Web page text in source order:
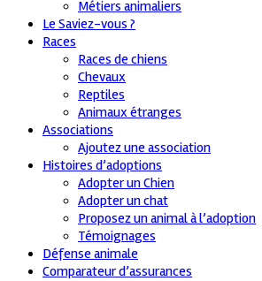
Métiers animaliers
Le Saviez-vous ?
Races
Races de chiens
Chevaux
Reptiles
Animaux étranges
Associations
Ajoutez une association
Histoires d’adoptions
Adopter un Chien
Adopter un chat
Proposez un animal à l’adoption
Témoignages
Défense animale
Comparateur d’assurances